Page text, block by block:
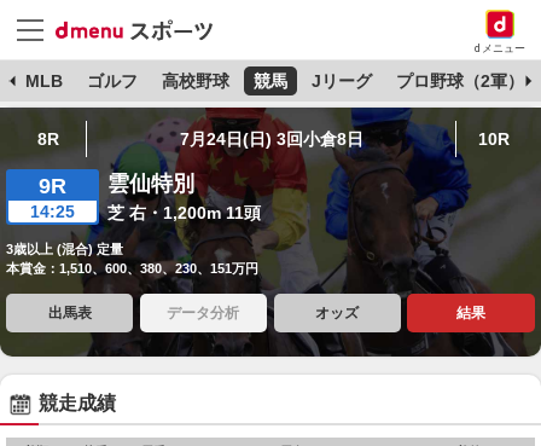
dメニュー
MLB ゴルフ 高校野球 競馬 Jリーグ プロ野球（2軍）
8R 7月24日(日) 3回小倉8日 10R
9R
14:25
雲仙特別
芝 右・1,200m 11頭
3歳以上 (混合) 定量
本賞金：1,510、600、380、230、151万円
出馬表 データ分析 オッズ 結果
競走成績